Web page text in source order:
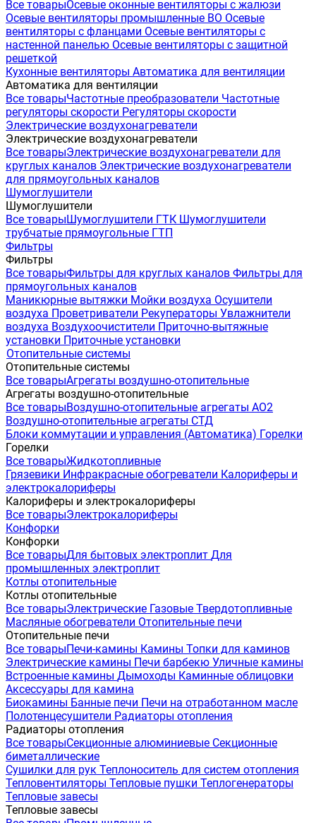
Все товарыОсевые оконные вентиляторы с жалюзи
Осевые вентиляторы промышленные ВО Осевые
вентиляторы с фланцами Осевые вентиляторы с
настенной панелью Осевые вентиляторы с защитной
решеткой
Кухонные вентиляторы Автоматика для вентиляции
Автоматика для вентиляции
Все товарыЧастотные преобразователи Частотные
регуляторы скорости Регуляторы скорости
Электрические воздухонагреватели
Электрические воздухонагреватели
Все товарыЭлектрические воздухонагреватели для
круглых каналов Электрические воздухонагреватели
для прямоугольных каналов
Шумоглушители
Шумоглушители
Все товарыШумоглушители ГТК Шумоглушители
трубчатые прямоугольные ГТП
Фильтры
Фильтры
Все товарыФильтры для круглых каналов Фильтры для
прямоугольных каналов
Маникюрные вытяжки Мойки воздуха Осушители
воздуха Проветриватели Рекуператоры Увлажнители
воздуха Воздухоочистители Приточно-вытяжные
установки Приточные установки
Отопительные системы
Отопительные системы
Все товарыАгрегаты воздушно-отопительные
Агрегаты воздушно-отопительные
Все товарыВоздушно-отопительные агрегаты АО2
Воздушно-отопительные агрегаты СТД
Блоки коммутации и управления (Автоматика) Горелки
Горелки
Все товарыЖидкотопливные
Грязевики Инфракрасные обогреватели Калориферы и
электрокалориферы
Калориферы и электрокалориферы
Все товарыЭлектрокалориферы
Конфорки
Конфорки
Все товарыДля бытовых электроплит Для
промышленных электроплит
Котлы отопительные
Котлы отопительные
Все товарыЭлектрические Газовые Твердотопливные
Масляные обогреватели Отопительные печи
Отопительные печи
Все товарыПечи-камины Камины Топки для каминов
Электрические камины Печи барбекю Уличные камины
Встроенные камины Дымоходы Каминные облицовки
Аксессуары для камина
Биокамины Банные печи Печи на отработанном масле
Полотенцесушители Радиаторы отопления
Радиаторы отопления
Все товарыСекционные алюминиевые Секционные
биметаллические
Сушилки для рук Теплоноситель для систем отопления
Тепловентиляторы Тепловые пушки Теплогенераторы
Тепловые завесы
Тепловые завесы